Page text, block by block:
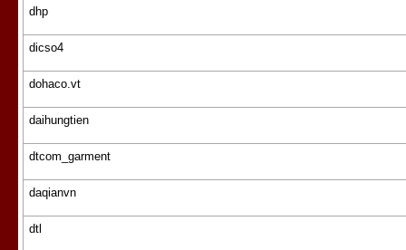
dhp
dicso4
dohaco.vt
daihungtien
dtcom_garment
daqianvn
dtl